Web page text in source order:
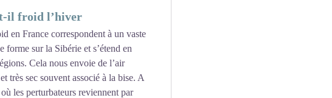
il froid l’hiver
en France correspondent à un vaste
forme sur la Sibérie et s’étend en
Cela nous envoie de l’air
très sec souvent associé à la bise. A
les perturbateurs reviennent par